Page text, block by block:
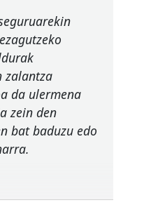
zalantza
da ulermena
zein den
bat baduzu edo